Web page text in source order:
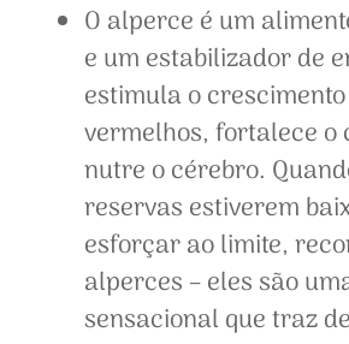
O alperce é um
e um estabilizador de
estimula o
vermelhos, fortalece o
nutre o cérebro.
reservas estiverem
esforçar ao limite,
alperces – eles são
sensacional que traz